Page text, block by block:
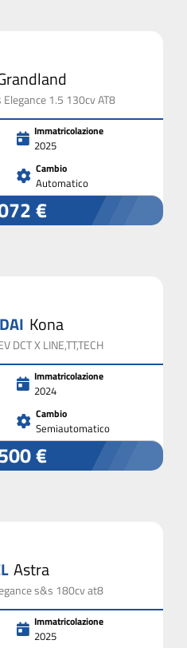
1.5 130cv AT8
Immatricolazione
2025
Cambio
Automatico
€
Kona
DCT X LINE,TT,TECH
Immatricolazione
2024
Cambio
Semiautomatico
€
Astra
s&s 180cv at8
Immatricolazione
2025